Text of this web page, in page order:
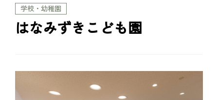
はなみずきこども園
学校・幼稚園